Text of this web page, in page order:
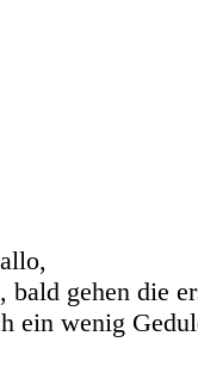
gehen die
ein wenig